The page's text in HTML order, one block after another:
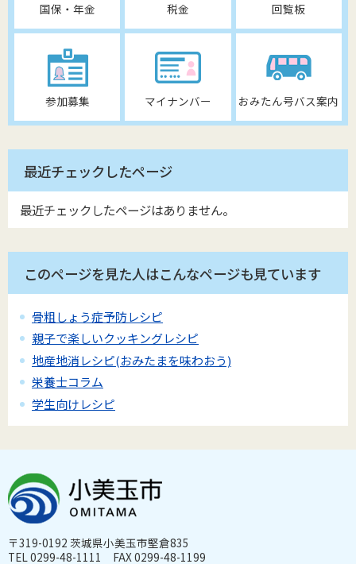
国保・年金 税金 回覧板
参加募集 マイナンバー おみたん号バス案内
最近チェックしたページ
最近チェックしたページはありません。
このページを見た人はこんなページも見ています
骨粗しょう症予防レシピ
親子で楽しいクッキングレシピ
地産地消レシピ(おみたまを味わおう)
栄養士コラム
学生向けレシピ
〒319-0192 茨城県小美玉市堅倉835
TEL 0299-48-1111 FAX 0299-48-1199